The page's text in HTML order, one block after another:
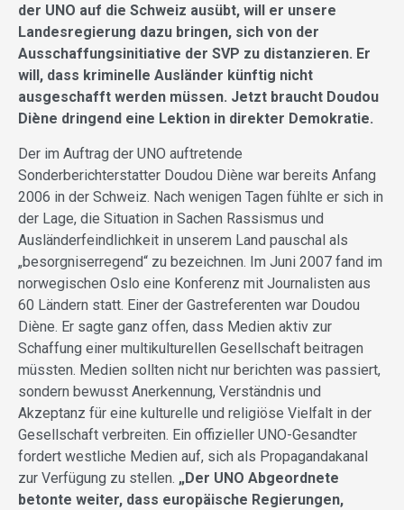
der UNO auf die Schweiz ausübt, will er unsere
Landesregierung dazu bringen, sich von der
Ausschaffungsinitiative der SVP zu distanzieren. Er
will, dass kriminelle Ausländer künftig nicht
ausgeschafft werden müssen. Jetzt braucht Doudou
Diène dringend eine Lektion in direkter Demokratie.
Der im Auftrag der UNO auftretende
Sonderberichterstatter Doudou Diène war bereits Anfang
2006 in der Schweiz. Nach wenigen Tagen fühlte er sich in
der Lage, die Situation in Sachen Rassismus und
Ausländerfeindlichkeit in unserem Land pauschal als
„besorgniserregend“ zu bezeichnen. Im Juni 2007 fand im
norwegischen Oslo eine Konferenz mit Journalisten aus
60 Ländern statt. Einer der Gastreferenten war Doudou
Diène. Er sagte ganz offen, dass Medien aktiv zur
Schaffung einer multikulturellen Gesellschaft beitragen
müssten. Medien sollten nicht nur berichten was passiert,
sondern bewusst Anerkennung, Verständnis und
Akzeptanz für eine kulturelle und religiöse Vielfalt in der
Gesellschaft verbreiten. Ein offizieller UNO-Gesandter
fordert westliche Medien auf, sich als Propagandakanal
zur Verfügung zu stellen. „Der UNO Abgeordnete
betonte weiter, dass europäische Regierungen,